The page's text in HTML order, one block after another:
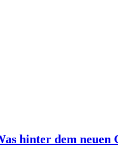
hinter dem neuen